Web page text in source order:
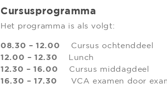
Cursusprogramma
Het programma is als volgt:
08.30 – 12.00 Cursus ochtenddeel
12.00 – 12.30 Lunch
12.30 – 16.00 Cursus middagdeel
16.30 – 17.30 VCA examen door